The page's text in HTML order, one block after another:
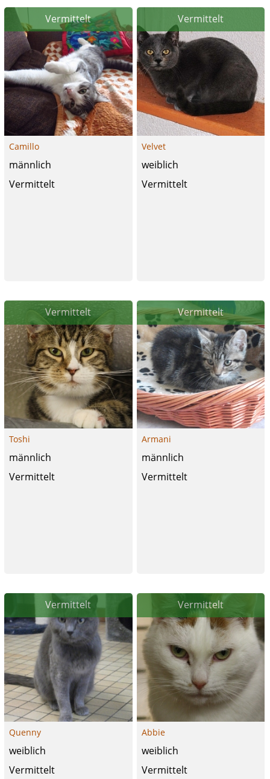
Vermittelt
Camillo
männlich
Vermittelt
Vermittelt
Velvet
weiblich
Vermittelt
Vermittelt
Toshi
männlich
Vermittelt
Vermittelt
Armani
männlich
Vermittelt
Vermittelt
Quenny
weiblich
Vermittelt
Vermittelt
Abbie
weiblich
Vermittelt